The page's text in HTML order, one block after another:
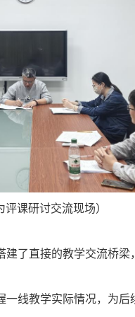
评课研讨交流现场）
了直接的教学交流桥
线教学实际情况，为